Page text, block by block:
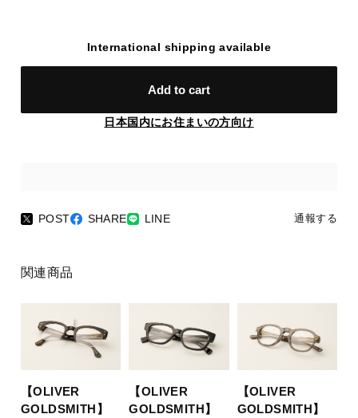
International shipping available
Add to cart
日本国内にお住まいの方向け
POST SHARE LINE 通報する
関連商品
【OLIVER
GOLDSMITH】
【OLIVER
GOLDSMITH】
【OLIVER
GOLDSMITH】